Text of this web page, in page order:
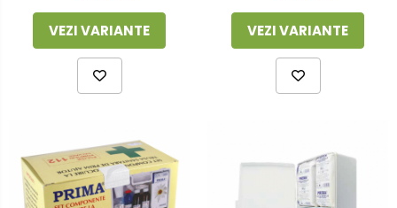
VEZI VARIANTE VEZI VARIANTE